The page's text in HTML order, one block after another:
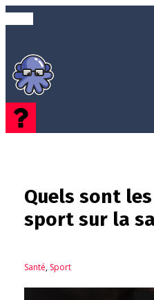
Quels sont
sport sur la
Santé, Sport